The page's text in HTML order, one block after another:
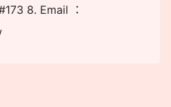
8. Email ：